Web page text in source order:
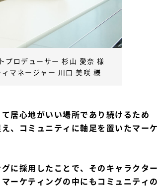
プロデューサー 杉山 愛奈 様
マネージャー 川口 美咲 様
居心地がいい場所であり続けるため
、コミュニティに軸足を置いたマーケ
に採用したことで、そのキャラクター
ーケティングの中にもコミュニティの